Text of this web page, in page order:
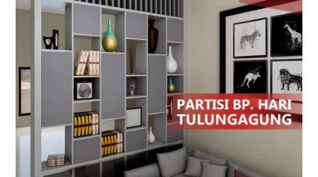
Catching
Untuk
Ruangan
Anda